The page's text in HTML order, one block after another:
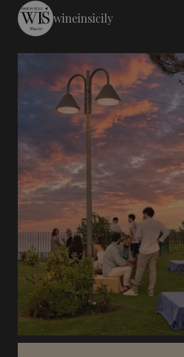
wineinsicily